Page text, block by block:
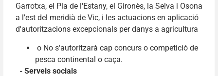
Garrotxa, el Pla de l'Estany, el Gironès, la Selva i Osona
a l'est del meridià de Vic, i les actuacions en aplicació
d'autoritzacions excepcionals per danys a agricultura
o No s'autoritzarà cap concurs o competició de
pesca continental o caça.
- Serveis socials